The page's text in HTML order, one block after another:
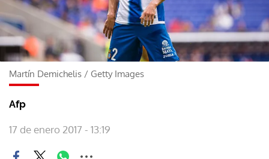
Martín Demichelis / Getty Images
Afp
17 de enero 2017 - 13:19